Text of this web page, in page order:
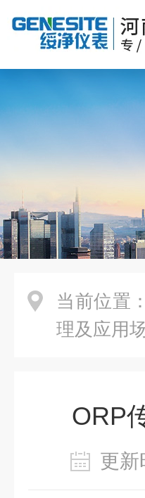
当前位置：
理及应用
ORP
更